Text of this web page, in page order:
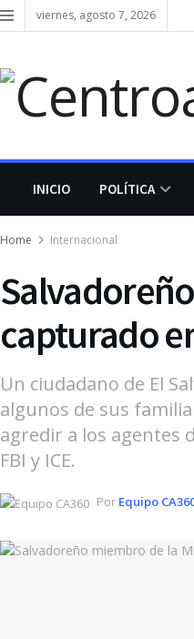
viernes, agosto 7, 2026
INICIO POLÍTICA
Home Internacional
capturado
Un ciudadano de El
algunos de sus
agredir a los agentes
FBI y ICE.
Por Equipo